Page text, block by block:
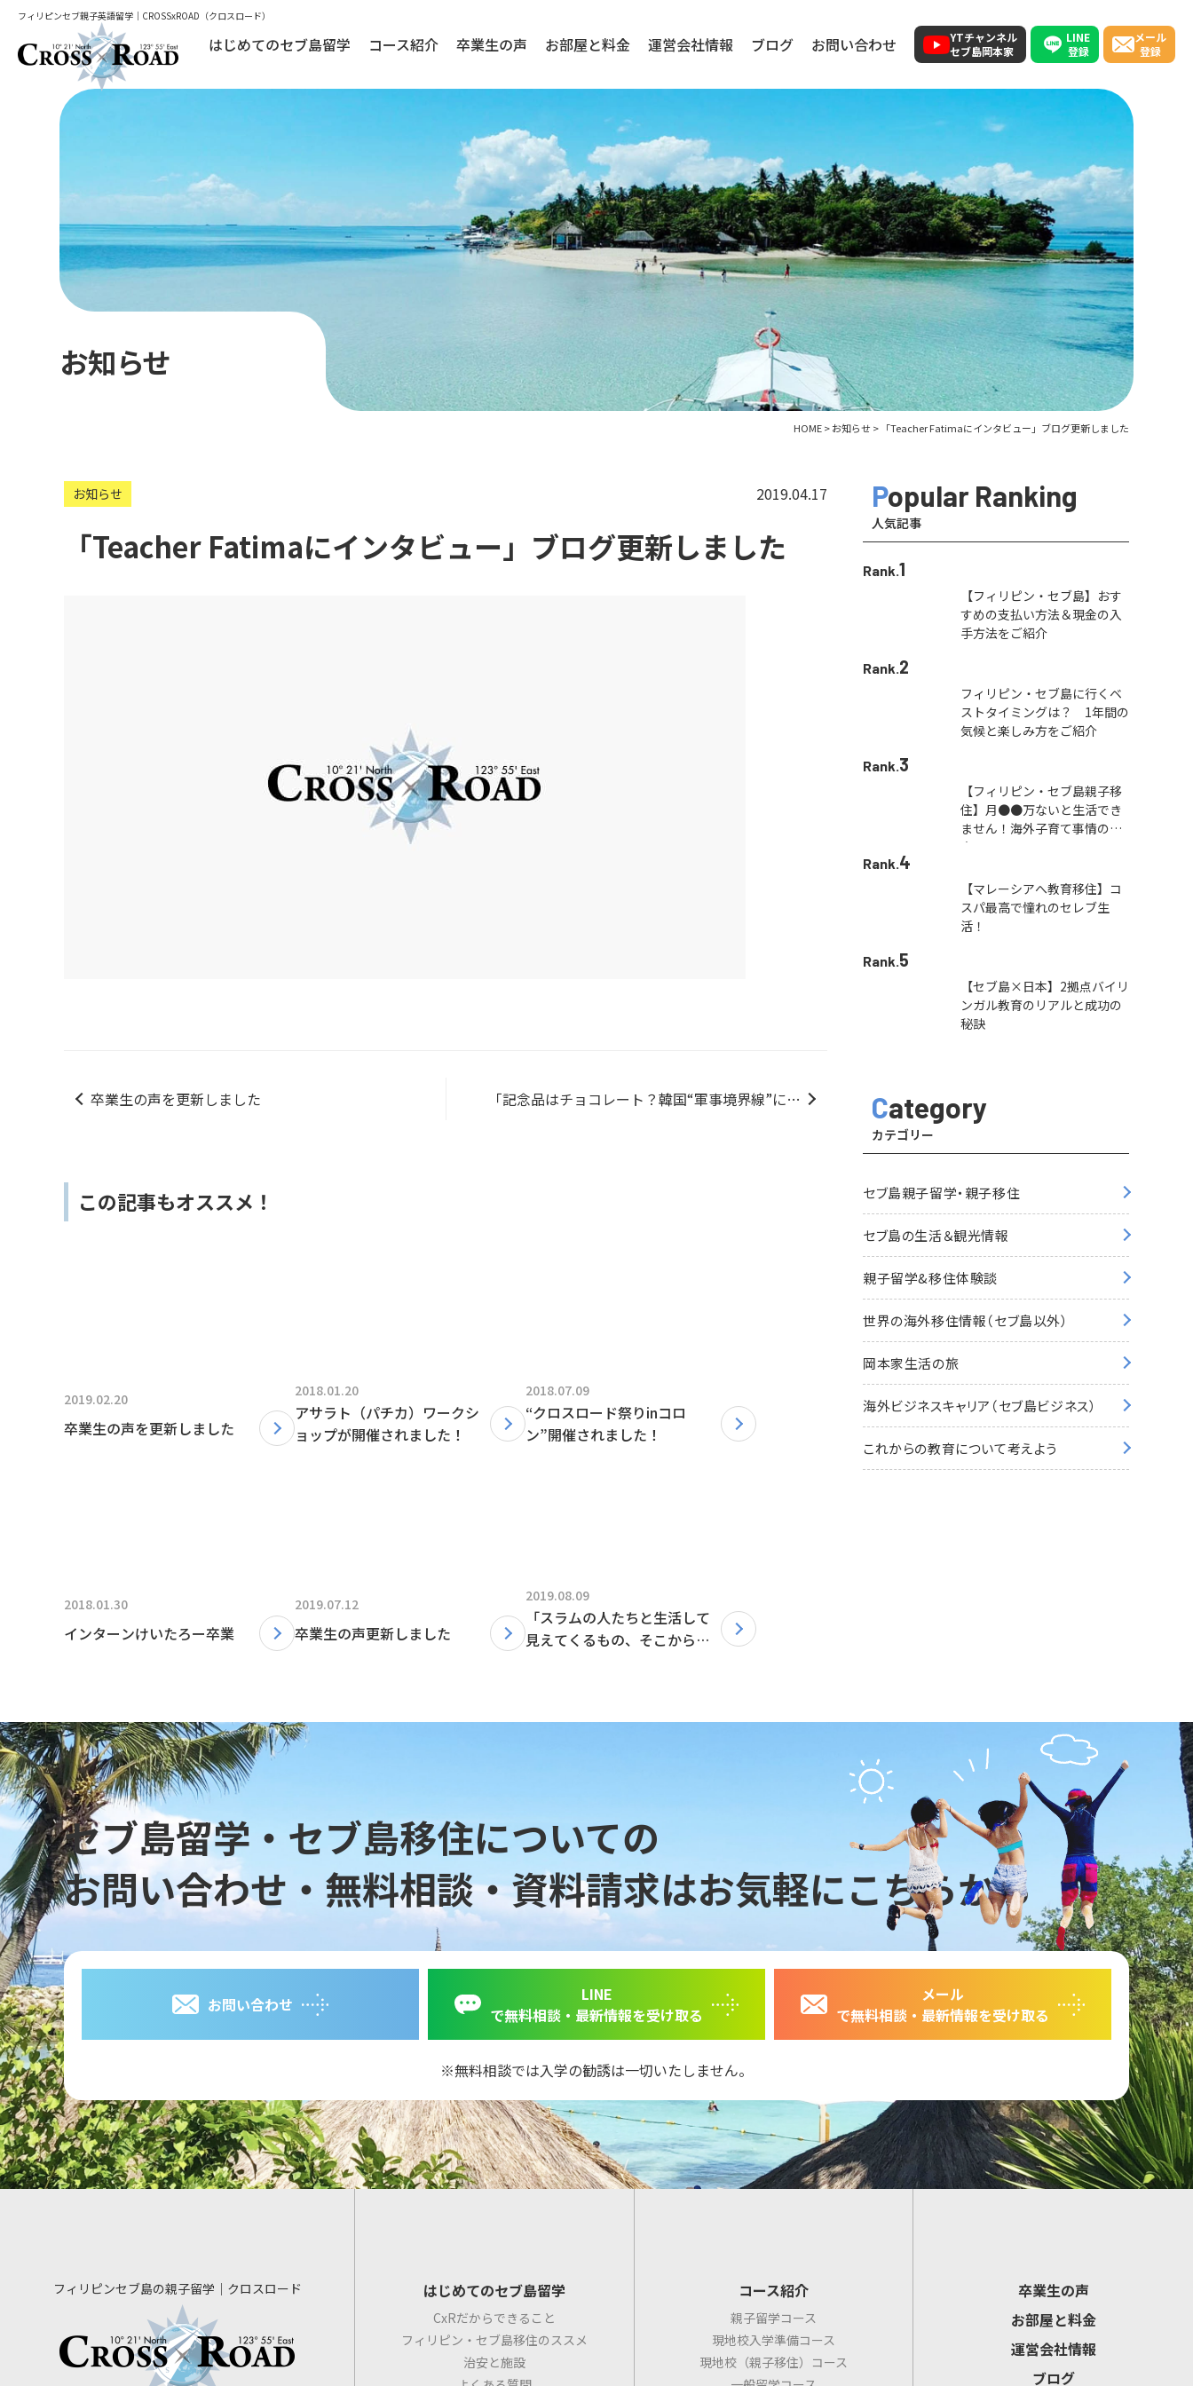
フィリピンセブ親子英語留学｜CROSSxROAD（クロスロード）
はじめてのセブ島留学 コース紹介 卒業生の声 お部屋と料金 運営会社情報 ブログ お問い合わせ
YTチャンネル
セブ島岡本家
LINE
登録
メール
登録
お知らせ
HOME>お知らせ > 「Teacher Fatimaにインタビュー」ブログ更新しました
2019.04.17
お知らせ
「Teacher Fatimaにインタビュー」ブログ更新しました
卒業生の声を更新しました
「記念品はチョコレート？韓国“軍事境界線”に行
この記事もオススメ！
2019.02.20
卒業生の声を更新しました
2018.01.20
アサラト（パチカ）ワークシ
ョップが開催されました！
2018.07.09
“クロスロード祭りinコロ
ン”開催されました！
2018.01.30
インターンけいたろー卒業
2019.07.12
卒業生の声更新しました
2019.08.09
「スラムの人たちと生活して
見えてくるもの、そこから出
Popular Ranking
人気記事
Rank.1
【フィリピン・セブ島】おす
すめの支払い方法＆現金の入
手方法をご紹介
Rank.2
フィリピン・セブ島に行くベ
ストタイミングは？ 1年間の
気候と楽しみ方をご紹介
Rank.3
【フィリピン・セブ島親子移
住】月●●万ないと生活でき
ません！海外子育て事情の本
音
Rank.4
【マレーシアへ教育移住】コ
スパ最高で憧れのセレブ生
活！
Rank.5
【セブ島×日本】2拠点バイリ
ンガル教育のリアルと成功の
秘訣
Category
カテゴリー
セブ島親子留学・親子移住
セブ島の生活＆観光情報
親子留学&移住体験談
世界の海外移住情報（セブ島以外）
岡本家生活の旅
海外ビジネスキャリア（セブ島ビジネス）
これからの教育について考えよう
セブ島留学・セブ島移住についての
お問い合わせ・無料相談・資料請求はお気軽にこちらから
お問い合わせ
LINE
で無料相談・最新情報を受け取る
メール
で無料相談・最新情報を受け取る
無料相談では入学の勧誘は一切いたしません。
フィリピンセブ島の親子留学｜クロスロード はじめてのセブ島留学
CxRだからできること
フィリピン・セブ島移住のススメ
治安と施設
コース紹介
親子留学コース
現地校入学準備コース
現地校（親子移住）コース
卒業生の声
お部屋と料金
運営会社情報
ブログ